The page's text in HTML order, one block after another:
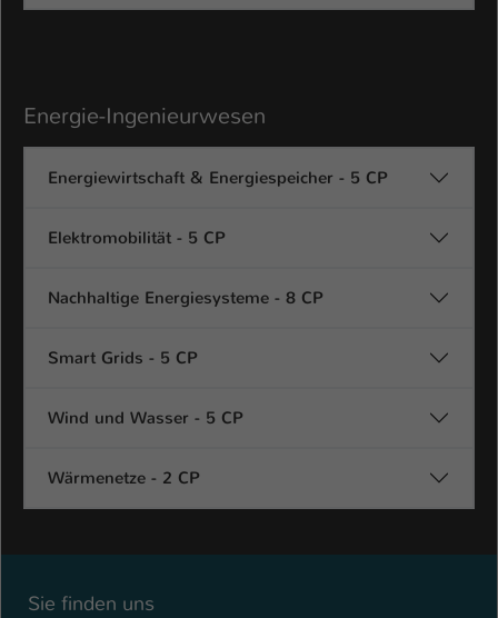
Energie-Ingenieurwesen
Energiewirtschaft & Energiespeicher - 5 CP
Elektromobilität - 5 CP
Nachhaltige Energiesysteme - 8 CP
Smart Grids - 5 CP
Wind und Wasser - 5 CP
Wärmenetze - 2 CP
Sie finden uns